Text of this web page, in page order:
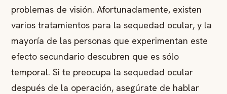
problemas de visión. Afortunadamente, existen
varios tratamientos para la sequedad ocular, y la
mayoría de las personas que experimentan este
efecto secundario descubren que es sólo
temporal. Si te preocupa la sequedad ocular
después de la operación, asegúrate de hablar